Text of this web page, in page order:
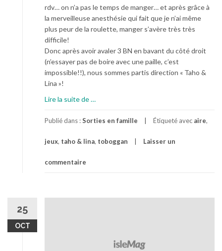
rdv… on n’a pas le temps de manger… et après grâce à
la merveilleuse anesthésie qui fait que je n’ai même
plus peur de la roulette, manger s’avère très très
difficile!
Donc après avoir avaler 3 BN en bavant du côté droit
(n’essayer pas de boire avec une paille, c’est
impossible!!), nous sommes partis direction « Taho &
Lina »!
Lire la suite de
r
p
G
…
Publié dans :Sorties en famille Étiqueté avec aire,
jeux, taho & lina, toboggan Laisser un
commentaire
25
OCT